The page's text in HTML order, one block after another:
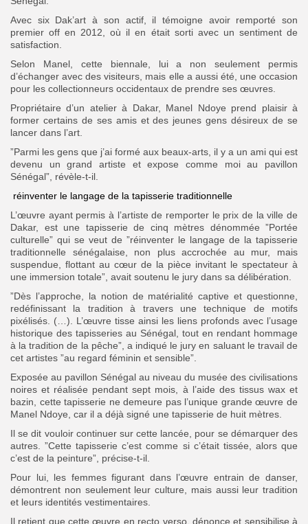
Avec six Dak’art à son actif, il témoigne avoir remporté son
premier off en 2012, où il en était sorti avec un sentiment de
satisfaction.
Selon Manel, cette biennale, lui a non seulement permis
d’échanger avec des visiteurs, mais elle a aussi été, une occasion
pour les collectionneurs occidentaux de prendre ses œuvres.
Propriétaire d’un atelier à Dakar, Manel Ndoye prend plaisir à
former certains de ses amis et des jeunes gens désireux de se
lancer dans l’art.
”Parmi les gens que j’ai formé aux beaux-arts, il y a un ami qui est
devenu un grand artiste et expose comme moi au pavillon
Sénégal”, révèle-t-il.
réinventer le langage de la tapisserie traditionnelle
L’œuvre ayant permis à l’artiste de remporter le prix de la ville de
Dakar, est une tapisserie de cinq mètres dénommée ”Portée
culturelle” qui se veut de ”réinventer le langage de la tapisserie
traditionnelle sénégalaise, non plus accrochée au mur, mais
suspendue, flottant au cœur de la pièce invitant le spectateur à
une immersion totale”, avait soutenu le jury dans sa délibération.
”Dès l’approche, la notion de matérialité captive et questionne,
redéfinissant la tradition à travers une technique de motifs
pixélisés. (…). L’œuvre tisse ainsi les liens profonds avec l’usage
historique des tapisseries au Sénégal, tout en rendant hommage
à la tradition de la pêche”, a indiqué le jury en saluant le travail de
cet artistes ”au regard féminin et sensible”.
Exposée au pavillon Sénégal au niveau du musée des civilisations
noires et réalisée pendant sept mois, à l’aide des tissus wax et
bazin, cette tapisserie ne demeure pas l’unique grande œuvre de
Manel Ndoye, car il a déjà signé une tapisserie de huit mètres.
Il se dit vouloir continuer sur cette lancée, pour se démarquer des
autres. ”Cette tapisserie c’est comme si c’était tissée, alors que
c’est de la peinture”, précise-t-il.
Pour lui, les femmes figurant dans l’œuvre entrain de danser,
démontrent non seulement leur culture, mais aussi leur tradition
et leurs identités vestimentaires.
Il retient que cette œuvre en recto verso, dénonce et sensibilise à